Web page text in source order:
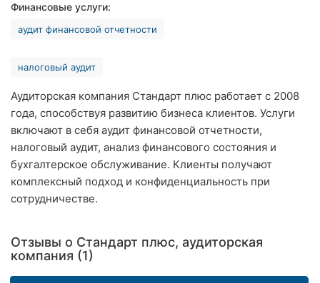
Тернополь
Ровно
Одесса
Кропивницкий
Киев
Харьков
Днепр
Финансовые услуги:
аудит финансовой отчетности
налоговый аудит
Аудиторская компания Стандарт плюс работает с 2008
года, способствуя развитию бизнеса клиентов. Услуги
включают в себя аудит финансовой отчетности,
налоговый аудит, анализ финансового состояния и
бухгалтерское обслуживание. Клиенты получают
комплексный подход и конфиденциальность при
сотрудничестве.
Отзывы о Стандарт плюс, аудиторская
компания (1)